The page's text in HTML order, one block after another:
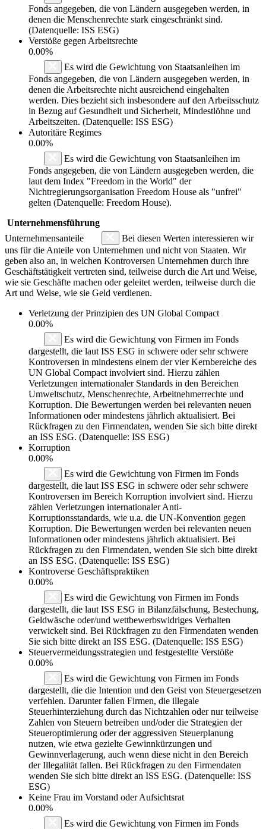
Fonds angegeben, die von Ländern ausgegeben werden, in
denen die Menschenrechte stark eingeschränkt sind.
(Datenquelle: ISS ESG)
Verstöße gegen Arbeitsrechte
0.00%
Es wird die Gewichtung von Staatsanleihen im
Fonds angegeben, die von Ländern ausgegeben werden, in
denen die Arbeitsrechte nicht ausreichend eingehalten
werden. Dies bezieht sich insbesondere auf den Arbeitsschutz
in Bezug auf Gesundheit und Sicherheit, Mindestlöhne und
Arbeitszeiten. (Datenquelle: ISS ESG)
Autoritäre Regimes
0.00%
Es wird die Gewichtung von Staatsanleihen im
Fonds angegeben, die von Ländern ausgegeben werden, die
laut dem Index "Freedom in the World" der
Nichtregierungsorganisation Freedom House als "unfrei"
gelten (Datenquelle: Freedom House).
Unternehmensführung
Unternehmensanteile
Bei diesen Werten interessieren wir
uns für die Anteile von Unternehmen und nicht von Staaten. Wir
geben also an, in welchen Kontroversen Unternehmen durch ihre
Geschäftstätigkeit vertreten sind, teilweise durch die Art und Weise,
wie sie Geschäfte machen oder geleitet werden, teilweise durch die
Art und Weise, wie sie Geld verdienen.
Verletzung der Prinzipien des UN Global Compact
0.00%
Es wird die Gewichtung von Firmen im Fonds
dargestellt, die laut ISS ESG in schwere oder sehr schwere
Kontroversen in mindestens einem der vier Kernbereiche des
UN Global Compact involviert sind. Hierzu zählen
Verletzungen internationaler Standards in den Bereichen
Umweltschutz, Menschenrechte, Arbeitnehmerrechte und
Korruption. Die Bewertungen werden bei relevanten neuen
Informationen oder mindestens jährlich aktualisiert. Bei
Rückfragen zu den Firmendaten, wenden Sie sich bitte direkt
an ISS ESG. (Datenquelle: ISS ESG)
Korruption
0.00%
Es wird die Gewichtung von Firmen im Fonds
dargestellt, die laut ISS ESG in schwere oder sehr schwere
Kontroversen im Bereich Korruption involviert sind. Hierzu
zählen Verletzungen internationaler Anti-
Korruptionsstandards, wie u.a. die UN-Konvention gegen
Korruption. Die Bewertungen werden bei relevanten neuen
Informationen oder mindestens jährlich aktualisiert. Bei
Rückfragen zu den Firmendaten, wenden Sie sich bitte direkt
an ISS ESG. (Datenquelle: ISS ESG)
Kontroverse Geschäftspraktiken
0.00%
Es wird die Gewichtung von Firmen im Fonds
dargestellt, die laut ISS ESG in Bilanzfälschung, Bestechung,
Geldwäsche oder/und wettbewerbswidriges Verhalten
verwickelt sind. Bei Rückfragen zu den Firmendaten wenden
Sie sich bitte direkt an ISS ESG. (Datenquelle: ISS ESG)
Steuervermeidungsstrategien und festgestellte Verstöße
0.00%
Es wird die Gewichtung von Firmen im Fonds
dargestellt, die die Intention und den Geist von Steuergesetzen
verfehlen. Darunter fallen Firmen, die illegale
Steuerhinterziehung durch das Nichtzahlen oder nur teilweise
Zahlen von Steuern betreiben und/oder die Strategien der
Steueroptimierung oder der aggressiven Steuerplanung
nutzen, wie etwa gezielte Gewinnkürzungen und
Gewinnverlagerung, auch wenn diese nicht in den Bereich
der Illegalität fallen. Bei Rückfragen zu den Firmendaten
wenden Sie sich bitte direkt an ISS ESG. (Datenquelle: ISS
ESG)
Keine Frau im Vorstand oder Aufsichtsrat
0.00%
Es wird die Gewichtung von Firmen im Fonds